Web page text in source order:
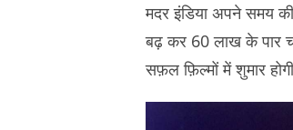
मदर इंडिया अपने समय
बढ़ कर 60 लाख के पार
सफ़ल फ़िल्मों में शुमार